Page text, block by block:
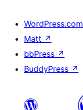
WordPress.com
Matt ↗
bbPress ↗
BuddyPress ↗